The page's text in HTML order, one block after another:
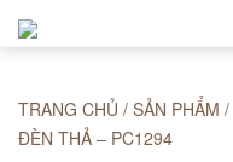
TRANG CHỦ / SẢN PHẨM /
ĐÈN THẢ – PC1294